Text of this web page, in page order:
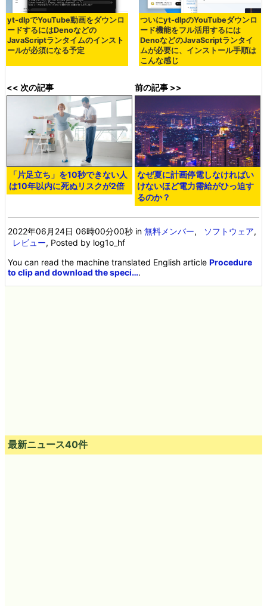
yt-dlpでYouTube動画をダウンロ
ードするにはDenoなどの
JavaScriptランタイムのインスト
ールが必須になる予定
ついにyt-dlpのYouTubeダウンロ
ード機能をフル活用するには
DenoなどのJavaScriptランタイ
ムが必要に、インストール手順は
こんな感じ
<< 次の記事
「片足立ち」を10秒できない人
は10年以内に死ぬリスクが2倍
前の記事 >>
なぜ夏に計画停電しなければい
けないほど電力需給がひっ迫す
るのか？
2022年06月24日 06時00分00秒 in無料メンバー, ソフトウェア,
レビュー, Posted by log1o_hf
You can read the machine translated English articleProcedure
to clip and download the speci….
最新ニュース40件